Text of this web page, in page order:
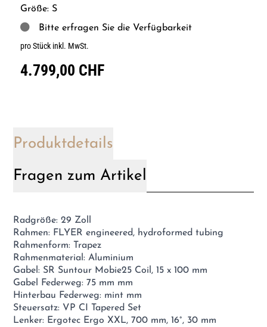
Größe: S
Bitte erfragen Sie die Verfügbarkeit
pro Stück inkl. MwSt.
4.799,00 CHF
Produktdetails
Fragen zum Artikel
Radgröße: 29 Zoll
Rahmen: FLYER engineered, hydroformed tubing
Rahmenform: Trapez
Rahmenmaterial: Aluminium
Gabel: SR Suntour Mobie25 Coil, 15 x 100 mm
Gabel Federweg: 75 mm mm
Hinterbau Federweg: mint mm
Steuersatz: VP CI Tapered Set
Lenker: Ergotec Ergo XXL, 700 mm, 16°, 30 mm